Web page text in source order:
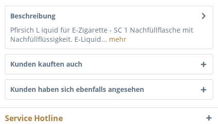
Beschreibung
Pfirsich L iquid für E-Zigarette - SC 1 Nachfüllflasche mit
Nachfüllflüssigkeit. E-Liquid... mehr
Kunden kauften auch
Kunden haben sich ebenfalls angesehen
Service Hotline